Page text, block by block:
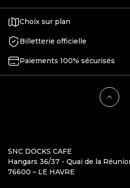
Choix sur plan
Billetterie officielle
Paiements 100% sécurisés
SNC DOCKS CAFE
Hangars 36/37 - Quai de la
76600 – LE HAVRE